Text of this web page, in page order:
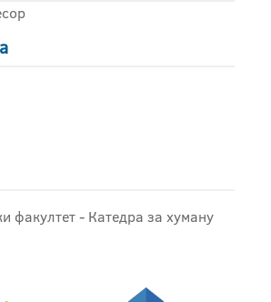
факултет - Катедра за хуману